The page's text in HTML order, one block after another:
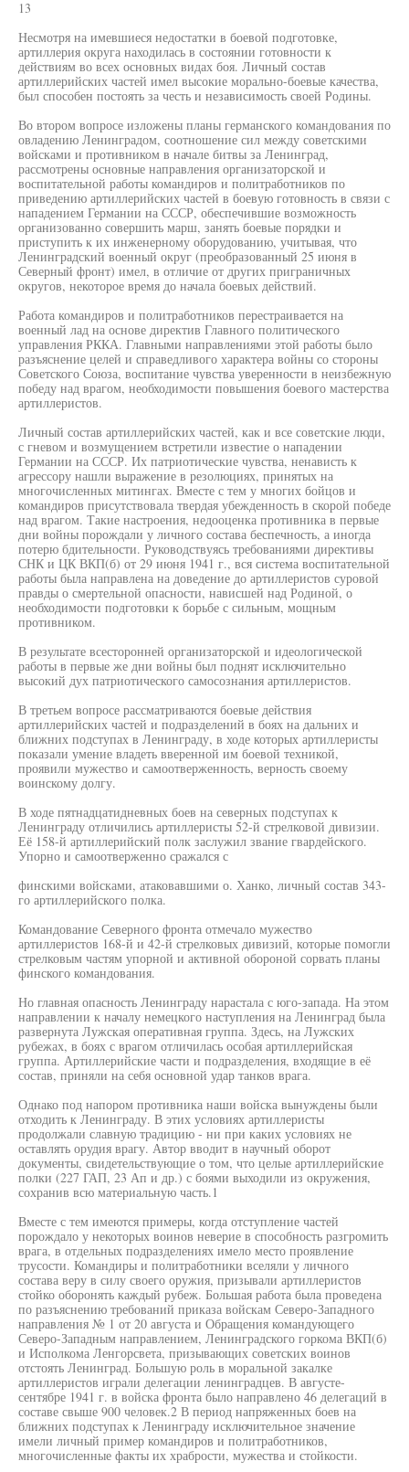
13
Несмотря на имевшиеся недостатки в боевой подготовке,
артиллерия округа находилась в состоянии готовности к
действиям во всех основных видах боя. Личный состав
артиллерийских частей имел высокие морально-боевые качества,
был способен постоять за честь и независимость своей Родины.
Во втором вопросе изложены планы германского командования по
овладению Ленинградом, соотношение сил между советскими
войсками и противником в начале битвы за Ленинград,
рассмотрены основные направления организаторской и
воспитательной работы командиров и политработников по
приведению артиллерийских частей в боевую готовность в связи с
нападением Германии на СССР, обеспечившие возможность
организованно совершить марш, занять боевые порядки и
приступить к их инженерному оборудованию, учитывая, что
Ленинградский военный округ (преобразованный 25 июня в
Северный фронт) имел, в отличие от других приграничных
округов, некоторое время до начала боевых действий.
Работа командиров и политработников перестраивается на
военный лад на основе директив Главного политического
управления РККА. Главными направлениями этой работы было
разъяснение целей и справедливого характера войны со стороны
Советского Союза, воспитание чувства уверенности в неизбежную
победу над врагом, необходимости повышения боевого мастерства
артиллеристов.
Личный состав артиллерийских частей, как и все советские люди,
с гневом и возмущением встретили известие о нападении
Германии на СССР. Их патриотические чувства, ненависть к
агрессору нашли выражение в резолюциях, принятых на
многочисленных митингах. Вместе с тем у многих бойцов и
командиров присутствовала твердая убежденность в скорой победе
над врагом. Такие настроения, недооценка противника в первые
дни войны порождали у личного состава беспечность, а иногда
потерю бдительности. Руководствуясь требованиями директивы
СНК и ЦК ВКП(б) от 29 июня 1941 г., вся система воспитательной
работы была направлена на доведение до артиллеристов суровой
правды о смертельной опасности, нависшей над Родиной, о
необходимости подготовки к борьбе с сильным, мощным
противником.
В результате всесторонней организаторской и идеологической
работы в первые же дни войны был поднят исключительно
высокий дух патриотического самосознания артиллеристов.
В третьем вопросе рассматриваются боевые действия
артиллерийских частей и подразделений в боях на дальних и
ближних подступах в Ленинграду, в ходе которых артиллеристы
показали умение владеть вверенной им боевой техникой,
проявили мужество и самоотверженность, верность своему
воинскому долгу.
В ходе пятнадцатидневных боев на северных подступах к
Ленинграду отличились артиллеристы 52-й стрелковой дивизии.
Её 158-й артиллерийский полк заслужил звание гвардейского.
Упорно и самоотверженно сражался с
финскими войсками, атаковавшими о. Ханко, личный состав 343-
го артиллерийского полка.
Командование Северного фронта отмечало мужество
артиллеристов 168-й и 42-й стрелковых дивизий, которые помогли
стрелковым частям упорной и активной обороной сорвать планы
финского командования.
Но главная опасность Ленинграду нарастала с юго-запада. На этом
направлении к началу немецкого наступления на Ленинград была
развернута Лужская оперативная группа. Здесь, на Лужских
рубежах, в боях с врагом отличилась особая артиллерийская
группа. Артиллерийские части и подразделения, входящие в её
состав, приняли на себя основной удар танков врага.
Однако под напором противника наши войска вынуждены были
отходить к Ленинграду. В этих условиях артиллеристы
продолжали славную традицию - ни при каких условиях не
оставлять орудия врагу. Автор вводит в научный оборот
документы, свидетельствующие о том, что целые артиллерийские
полки (227 ГАП, 23 Ап и др.) с боями выходили из окружения,
сохранив всю материальную часть.1
Вместе с тем имеются примеры, когда отступление частей
порождало у некоторых воинов неверие в способность разгромить
врага, в отдельных подразделениях имело место проявление
трусости. Командиры и политработники вселяли у личного
состава веру в силу своего оружия, призывали артиллеристов
стойко оборонять каждый рубеж. Большая работа была проведена
по разъяснению требований приказа войскам Северо-Западного
направления № 1 от 20 августа и Обращения командующего
Северо-Западным направлением, Ленинградского горкома ВКП(б)
и Исполкома Ленгорсвета, призывающих советских воинов
отстоять Ленинград. Большую роль в моральной закалке
артиллеристов играли делегации ленинградцев. В августе-
сентябре 1941 г. в войска фронта было направлено 46 делегаций в
составе свыше 900 человек.2 В период напряженных боев на
ближних подступах к Ленинграду исключительное значение
имели личный пример командиров и политработников,
многочисленные факты их храбрости, мужества и стойкости.